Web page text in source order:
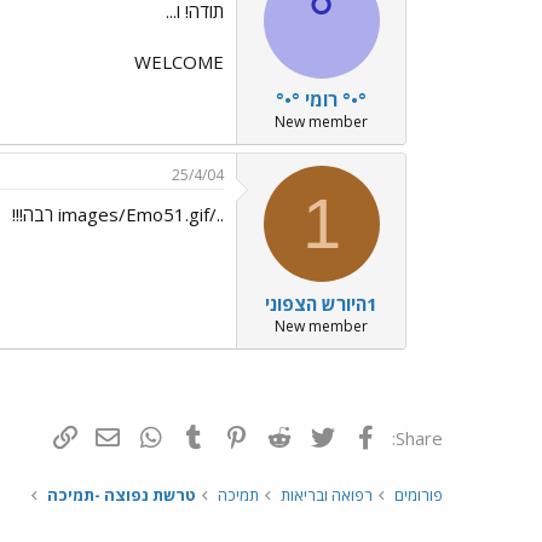
°
°•° רומי °•°
New member
תודה! ו...
WELCOME
1
1היורש הצפוני
New member
25/4/04
../images/Emo51.gif רבה!!!
Share: פייסבוק Twitter
Reddit
Pinterest
Tumblr
WhatsAppדואר אלקטרוני
פורומים רפואה ובריאות תמיכה טרשת נפוצה -תמיכה